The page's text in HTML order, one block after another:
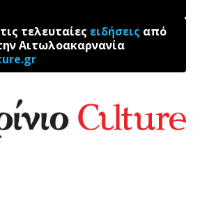
τελευταίες ειδήσεις από
Αιτωλοακαρνανία